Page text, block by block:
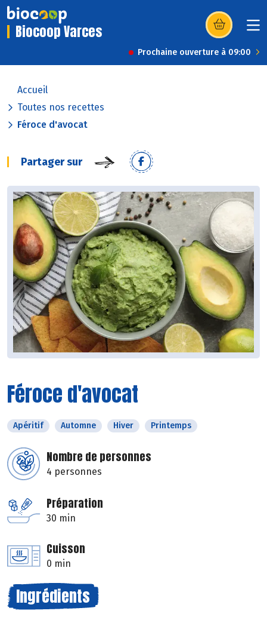
Biocoop Varces (s’ouvre dans
Prochaine ouverture à 09:00
Accueil
Toutes nos recettes
Féroce d'avocat
Partager sur
Féroce d'avocat
Apéritif Automne Hiver Printemps
Nombre de personnes
4 personnes
Préparation
30 min
Cuisson
0 min
Ingrédients